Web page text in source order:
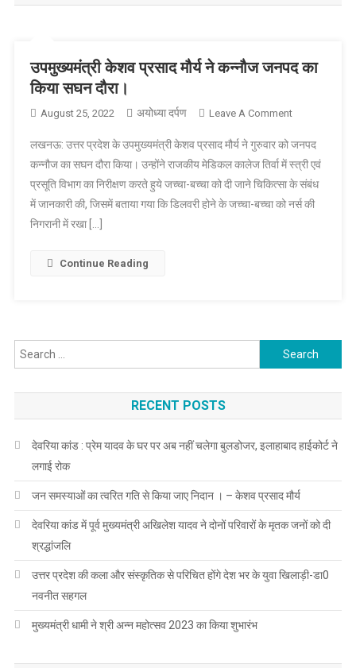
उपमुख्यमंत्री केशव प्रसाद मौर्य ने कन्नौज जनपद का
किया सघन दौरा।
August 25, 2022 अयोध्या दर्पण Leave A CommentOn
केशव
प्रसाद
मौर्य
ने
लखनऊ: उत्तर प्रदेश के उपमुख्यमंत्री केशव प्रसाद मौर्य ने गुरुवार को जनपद
कन्नौज का सघन दौरा किया। उन्होंने राजकीय मेडिकल कालेज तिर्वा में स्त्री एवं
प्रसूति विभाग का निरीक्षण करते हुये जच्चा-बच्चा को दी जाने चिकित्सा के संबंध
में जानकारी की, जिसमें बताया गया कि डिलवरी होने के जच्चा-बच्चा को नर्स की
निगरानी में रखा […]
Continue Reading
Search
for:
RECENT POSTS
देवरिया कांड : प्रेम यादव के घर पर अब नहीं चलेगा बुलडोजर, इलाहाबाद हाईकोर्ट ने
लगाई रोक
जन समस्याओं का त्वरित गति से किया जाए निदान । – केशव प्रसाद मौर्य
देवरिया कांड में पूर्व मुख्यमंत्री अखिलेश यादव ने दोनों परिवारों के मृतक जनों को दी
श्रद्धांजलि
उत्तर प्रदेश की कला और संस्कृतिक से परिचित होंगे देश भर के युवा खिलाड़ी-डा0
नवनीत सहगल
मुख्यमंत्री धामी ने श्री अन्न महोत्सव 2023 का किया शुभारंभ